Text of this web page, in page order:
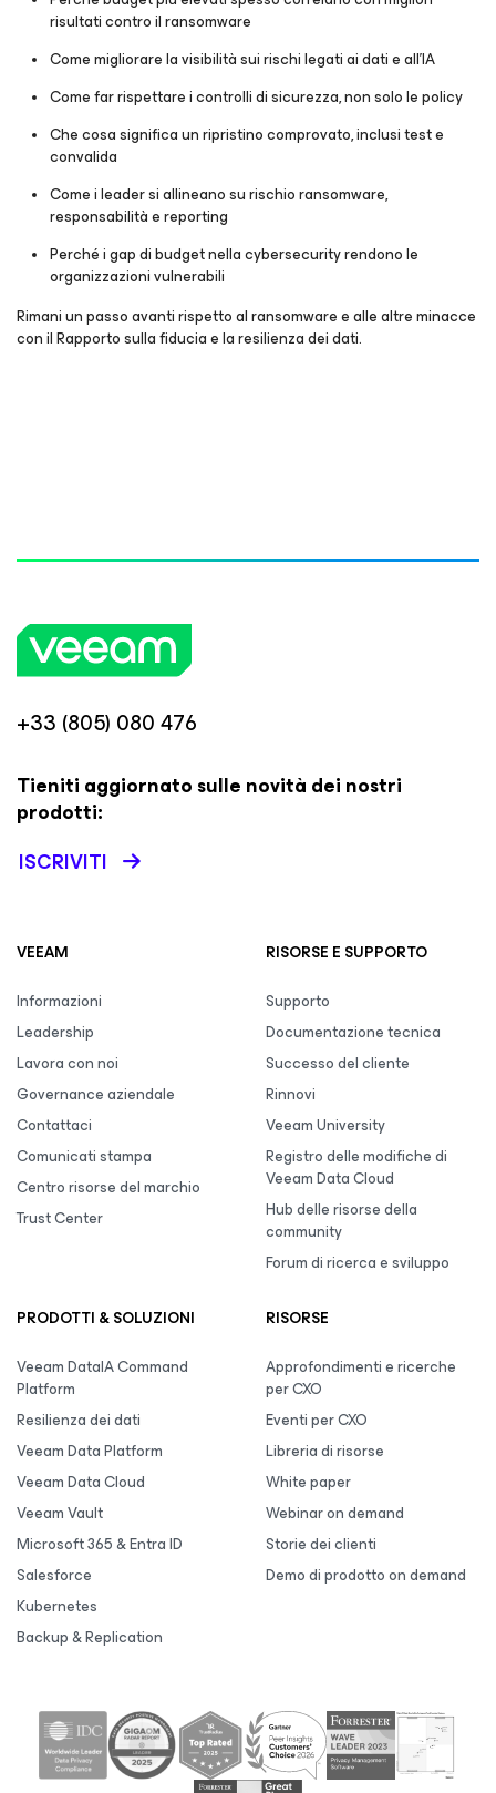
risultati contro il ransomware
Come migliorare la visibilità sui rischi legati ai dati e all’IA
Come far rispettare i controlli di sicurezza, non solo le policy
Che cosa significa un ripristino comprovato, inclusi test e
convalida
Come i leader si allineano su rischio ransomware,
responsabilità e reporting
Perché i gap di budget nella cybersecurity rendono le
organizzazioni vulnerabili
Rimani un passo avanti rispetto al ransomware e alle altre minacce
con il Rapporto sulla fiducia e la resilienza dei dati.
+33 (805) 080 476
Tieniti aggiornato sulle novità dei nostri
prodotti:
ISCRIVITI
VEEAM
Informazioni
Leadership
Lavora con noi
Governance aziendale
Contattaci
Comunicati stampa
Centro risorse del marchio
Trust Center
RISORSE E SUPPORTO
Supporto
Documentazione tecnica
Successo del cliente
Rinnovi
Veeam University
Registro delle modifiche di
Veeam Data Cloud
Hub delle risorse della
community
Forum di ricerca e sviluppo
PRODOTTI & SOLUZIONI
Veeam DataIA Command
Platform
Resilienza dei dati
Veeam Data Platform
Veeam Data Cloud
Veeam Vault
Microsoft 365 & Entra ID
Salesforce
Kubernetes
Backup & Replication
RISORSE
Approfondimenti e ricerche
per CXO
Eventi per CXO
Libreria di risorse
White paper
Webinar on demand
Storie dei clienti
Demo di prodotto on demand